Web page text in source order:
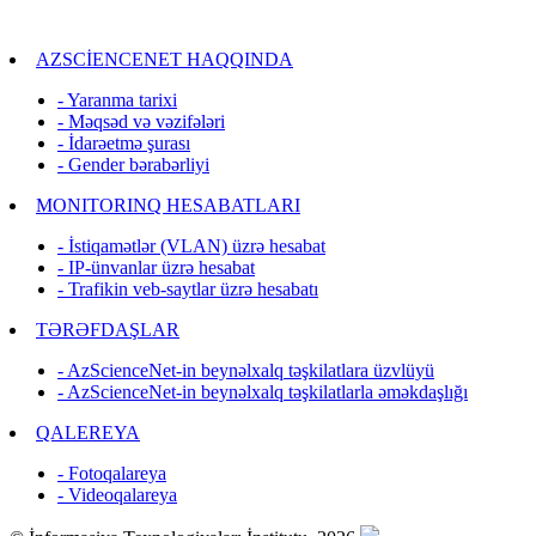
AZSCİENCENET HAQQINDA
- Yaranma tarixi
- Məqsəd və vəzifələri
- İdarəetmə şurası
- Gender bərabərliyi
MONITORINQ HESABATLARI
- İstiqamətlər (VLAN) üzrə hesabat
- IP-ünvanlar üzrə hesabat
- Trafikin veb-saytlar üzrə hesabatı
TƏRƏFDAŞLAR
- AzScienceNet-in beynəlxalq təşkilatlara üzvlüyü
- AzScienceNet-in beynəlxalq təşkilatlarla əməkdaşlığı
QALEREYA
- Fotoqalareya
- Videoqalareya